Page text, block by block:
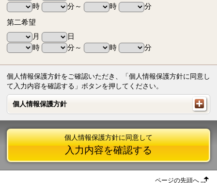
時
分～ 時
分
第二希望
月
日
時
分～ 時 分
個人情報保護方針をご確認いただき、「個人情報保護方針に同意し
て入力内容を確認する」ボタンを押してください。
個人情報保護方針
個人情報保護方針
個人情報保護方針に同意して
入力内容を確認する
ページの先頭へ